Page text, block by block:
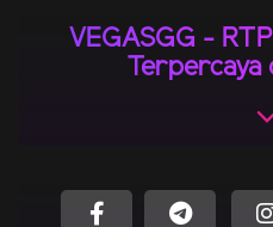
VEGASGG -
Terpercaya